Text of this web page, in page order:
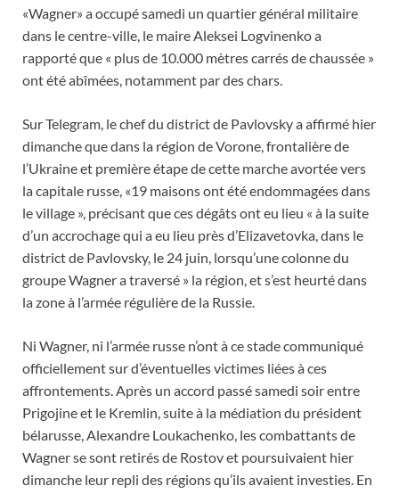
«Wagner» a occupé samedi un quartier général militaire
dans le centre-ville, le maire Aleksei Logvinenko a
rapporté que « plus de 10.000 mètres carrés de chaussée »
ont été abîmées, notamment par des chars.
Sur Telegram, le chef du district de Pavlovsky a affirmé hier
dimanche que dans la région de Vorone, frontalière de
l’Ukraine et première étape de cette marche avortée vers
la capitale russe, «19 maisons ont été endommagées dans
le village », précisant que ces dégâts ont eu lieu « à la suite
d’un accrochage qui a eu lieu près d’Elizavetovka, dans le
district de Pavlovsky, le 24 juin, lorsqu’une colonne du
groupe Wagner a traversé » la région, et s’est heurté dans
la zone à l’armée régulière de la Russie.
Ni Wagner, ni l’armée russe n’ont à ce stade communiqué
officiellement sur d’éventuelles victimes liées à ces
affrontements. Après un accord passé samedi soir entre
Prigojine et le Kremlin, suite à la médiation du président
bélarusse, Alexandre Loukachenko, les combattants de
Wagner se sont retirés de Rostov et poursuivaient hier
dimanche leur repli des régions qu’ils avaient investies. En